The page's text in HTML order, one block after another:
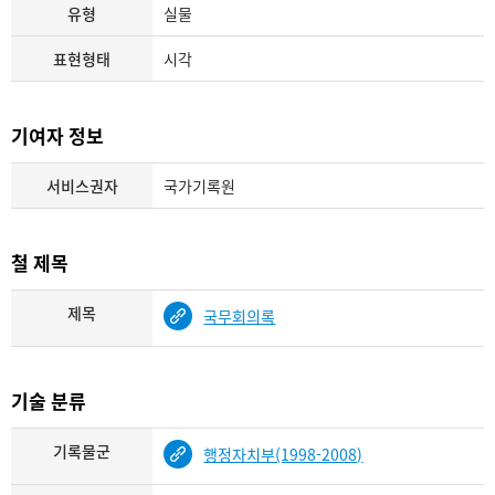
유형 실물
표현형태 시각
기여자 정보
서비스권자 국가기록원
철 제목
제목 국무회의록
기술 분류
기록물군 행정자치부(1998-2008)